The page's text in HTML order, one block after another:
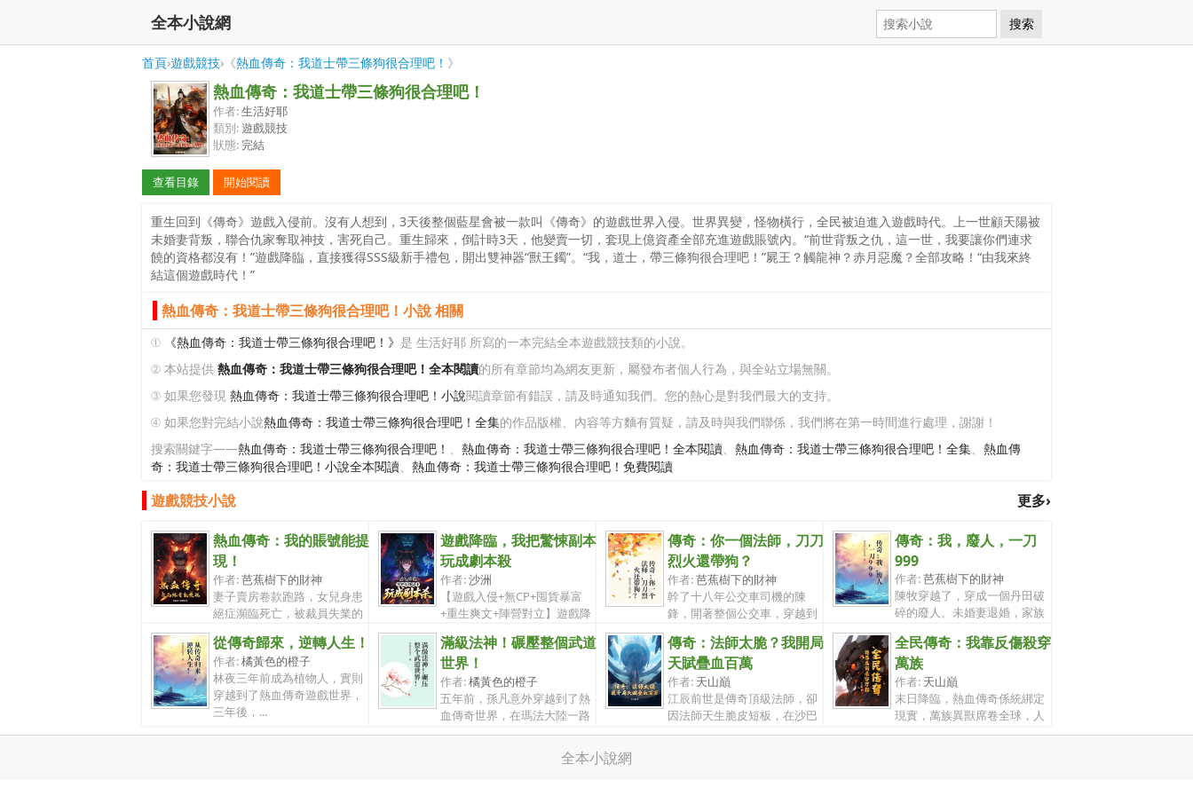
全本小說網 搜索
首頁›遊戲競技›《熱血傳奇：我道士帶三條狗很合理吧！ 》
熱血傳奇：我道士帶三條狗很合理吧！
作者:生活好耶
類別:遊戲競技
狀態: 完結
查看目錄 開始閱讀
重生回到《傳奇》遊戲入侵前。沒有人想到，3天後整個藍星會被一款叫《傳奇》的遊戲世界入侵。世界異變，怪物橫行，全民被迫進入遊戲時代。上一世顧天陽被
未婚妻背叛，聯合仇家奪取神技，害死自己。重生歸來，倒計時3天，他變賣一切，套現上億資產全部充進遊戲賬號內。“前世背叛之仇，這一世，我要讓你們連求
饒的資格都沒有！”遊戲降臨，直接獲得SSS級新手禮包，開出雙神器“獸王鐲”。“我，道士，帶三條狗很合理吧！”屍王？觸龍神？赤月惡魔？全部攻略！“由我來終
結這個遊戲時代！”
熱血傳奇：我道士帶三條狗很合理吧！小說 相關
① 《熱血傳奇：我道士帶三條狗很合理吧！》 是 生活好耶 所寫的一本完結全本遊戲競技類的小說。
② 本站提供 熱血傳奇：我道士帶三條狗很合理吧！全本閱讀的所有章節均為網友更新，屬發布者個人行為，與全站立場無關。
③ 如果您發現 熱血傳奇：我道士帶三條狗很合理吧！小說閱讀章節有錯誤，請及時通知我們。您的熱心是對我們最大的支持。
④ 如果您對完結小說熱血傳奇：我道士帶三條狗很合理吧！全集的作品版權、內容等方麵有質疑，請及時與我們聯係，我們將在第一時間進行處理，謝謝！
搜索關鍵字——熱血傳奇：我道士帶三條狗很合理吧！ 、 熱血傳奇：我道士帶三條狗很合理吧！全本閱讀、 熱血傳奇：我道士帶三條狗很合理吧！全集、 熱血傳
奇：我道士帶三條狗很合理吧！小說全本閱讀、 熱血傳奇：我道士帶三條狗很合理吧！免費閱讀
更多›
遊戲競技小說
熱血傳奇：我的賬號能提
現！
作者:芭蕉樹下的財神
妻子賣房卷款跑路，女兒身患
絕症瀕臨死亡，被裁員失業的
遊戲降臨，我把驚悚副本
玩成劇本殺
作者:沙洲
【遊戲入侵+無CP+囤貨暴富
+重生爽文+陣營對立】遊戲降
傳奇：你一個法師，刀刀
烈火還帶狗？
作者:芭蕉樹下的財神
幹了十八年公交車司機的陳
鋒，開著整個公交車，穿越到
傳奇：我，廢人，一刀
999
作者:芭蕉樹下的財神
陳牧穿越了，穿成一個丹田破
碎的廢人。未婚妻退婚，家族
從傳奇歸來，逆轉人生！
作者:橘黃色的橙子
林夜三年前成為植物人，實則
穿越到了熱血傳奇遊戲世界，
三年後，...
滿級法神！碾壓整個武道
世界！
作者:橘黃色的橙子
五年前，孫凡意外穿越到了熱
血傳奇世界，在瑪法大陸一路
奮戰，成...
傳奇：法師太脆？我開局
天賦疊血百萬
作者: 天山巔
江辰前世是傳奇頂級法師，卻
因法師天生脆皮短板，在沙巴
克決戰被...
全民傳奇：我靠反傷殺穿
萬族
作者: 天山巔
末日降臨，熱血傳奇係統綁定
現實，萬族異獸席卷全球，人
類唯有轉...
全本小說網